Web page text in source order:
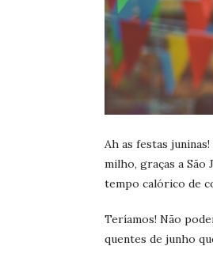
Ah as festas
milho, graças a São
tempo calórico de
Teríamos! Não
quentes de junho